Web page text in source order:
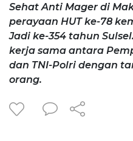
Sehat Anti Mager di
perayaan HUT ke-78
Jadi ke-354 tahun
kerja sama antara
dan TNI-Polri dengan
orang.